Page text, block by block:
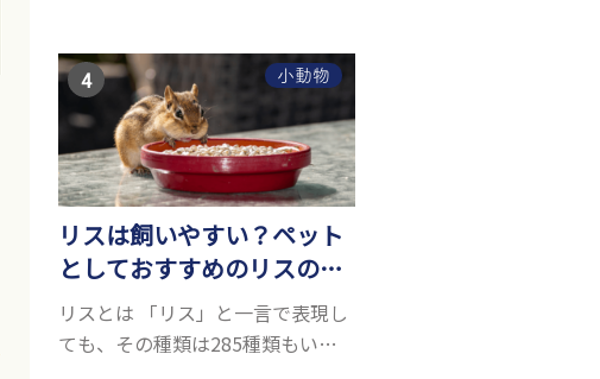
気が高いです。 以下では寿命が長
い小動物6選を紹介！種類ごとに特
徴や飼育のポイ...
小動物
リスは飼いやすい？ペット
としておすすめのリスの種
類5選
リスとは 「リス」と一言で表現し
ても、その種類は285種類もいる